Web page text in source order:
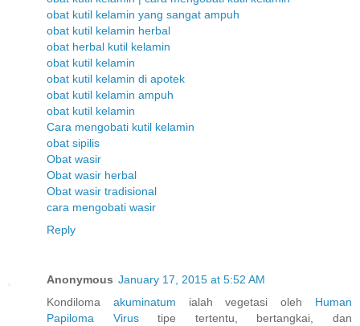
obat kutil kelamin yang sangat ampuh
obat kutil kelamin herbal
obat herbal kutil kelamin
obat kutil kelamin
obat kutil kelamin di apotek
obat kutil kelamin ampuh
obat kutil kelamin
Cara mengobati kutil kelamin
obat sipilis
Obat wasir
Obat wasir herbal
Obat wasir tradisional
cara mengobati wasir
Reply
Anonymous January 17, 2015 at 5:52 AM
Kondiloma akuminatum ialah vegetasi oleh Human
Papiloma
Virustipe tertentu, bertangkai, dan